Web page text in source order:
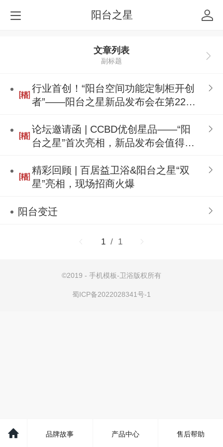
阳台之星
文章列表
副标题
行业首创！“阳台空间功能定制柜开创
者”——阳台之星新品发布会在第22届
论坛邀请函 | CCBD优创星品——“阳
台之星”首次亮相，新品发布会值得期
精彩回顾 | 百居益卫浴&阳台之星“双
星”亮相，现场招商火爆
阳台变迁
1 / 1
©2019 - 手机模板-卫浴版权所有
蜀ICP备2022028341号-1
品牌故事 产品中心 售后帮助